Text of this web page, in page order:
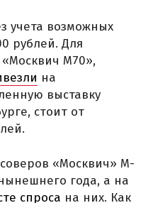
учета возможных
рублей. Для
М70»,
на
выставку
стоит от
«Москвич» М-
года, а на
спроса на них. Как